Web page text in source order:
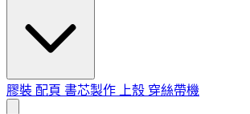
膠裝 配頁 書芯製作 上殼 穿絲帶機